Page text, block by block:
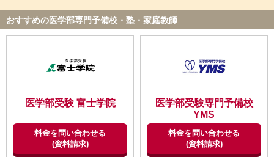
おすすめの医学部専門予備校・塾・家庭教師
医学部受験 富士学院
料金を問い合わせる
(資料請求)
医学部受験専門予備校
YMS
料金を問い合わせる
(資料請求)